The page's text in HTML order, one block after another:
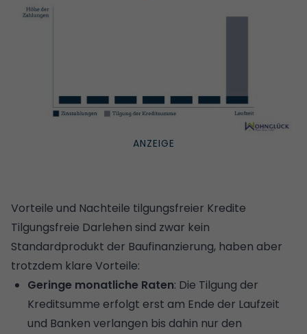
Vorteile und Nachteile tilgungsfreier Kredite
Tilgungsfreie Darlehen sind zwar kein
Standardprodukt der Baufinanzierung, haben aber
trotzdem klare Vorteile:
Geringe monatliche Raten: Die Tilgung der
Kreditsumme erfolgt erst am Ende der Laufzeit
und Banken verlangen bis dahin nur den